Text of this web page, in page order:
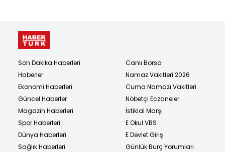
Son Dakika Haberleri
Haberler
Ekonomi Haberleri
Güncel Haberler
Magazin Haberleri
Spor Haberleri
Dünya Haberleri
Sağlık Haberleri
Canlı Borsa
Namaz Vakitleri 2026
Cuma Namazı Vakitleri
Nöbetçi Eczaneler
İstiklal Marşı
E Okul VBS
E Devlet Giriş
Günlük Burç Yorumları